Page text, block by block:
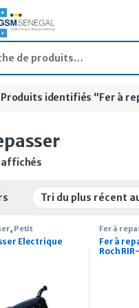
:
Produits identifiés “Fer à
, Petit
Electrique
Fer à
Fer à
Roch